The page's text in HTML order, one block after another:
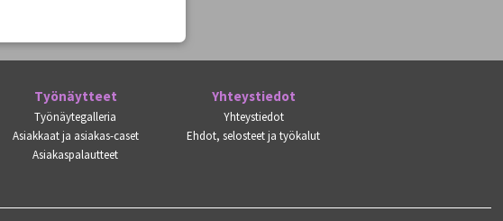
Työnäytteet
Työnäytegalleria
Asiakkaat ja asiakas-caset
Asiakaspalautteet
Yhteystiedot
Yhteystiedot
Ehdot, selosteet ja työkalut